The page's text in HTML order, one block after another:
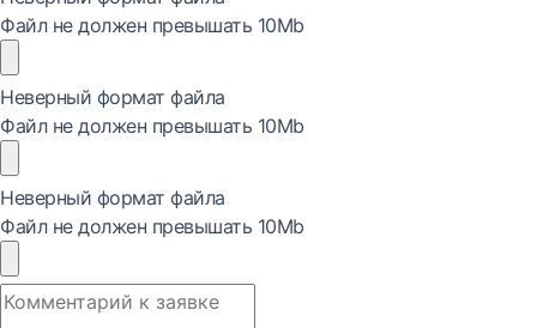
Файл не должен превышать 10Mb
Неверный формат файла
Файл не должен превышать 10Mb
Неверный формат файла
Файл не должен превышать 10Mb